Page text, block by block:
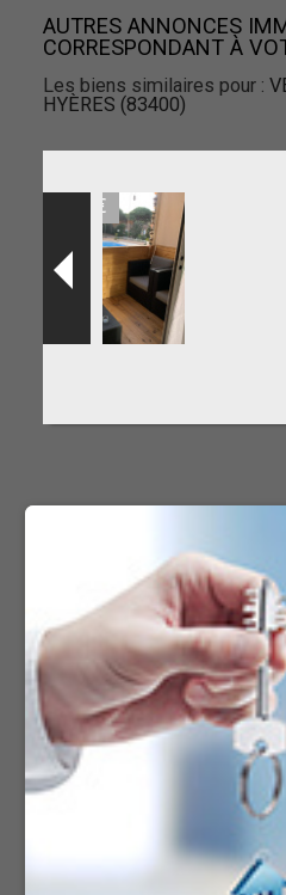
AUTRES ANNONCES
CORRESPONDANT À
Les biens similaires pour :
HYÈRES (83400)